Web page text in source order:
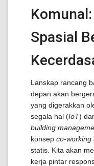
Spasial
Lanskap rancang
depan akan
yang digerakkan
segala hal (IoT)
building
konsep co-working
statis. Kita akan
kerja pintar